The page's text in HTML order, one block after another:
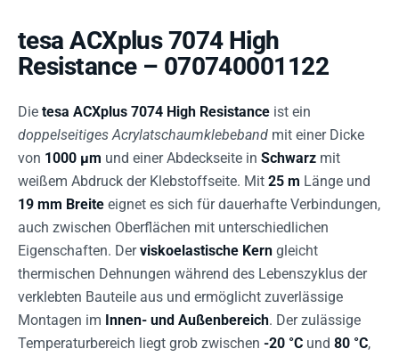
tesa ACXplus 7074 High
Resistance – 070740001122
Die tesa ACXplus 7074 High Resistance ist ein
doppelseitiges Acrylatschaumklebeband mit einer Dicke
von 1000 µm und einer Abdeckseite in Schwarz mit
weißem Abdruck der Klebstoffseite. Mit 25 m Länge und
19 mm Breite eignet es sich für dauerhafte Verbindungen,
auch zwischen Oberflächen mit unterschiedlichen
Eigenschaften. Derviskoelastische Kern gleicht
thermischen Dehnungen während des Lebenszyklus der
verklebten Bauteile aus und ermöglicht zuverlässige
Montagen im Innen- und Außenbereich. Der zulässige
Temperaturbereich liegt grob zwischen -20 °C und 80 °C,